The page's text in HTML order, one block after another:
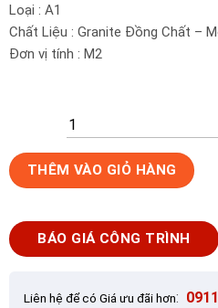
Loại : A1
Chất Liệu : Granite Đồng Chất –
Đơn vị tính : M2
Gạch
ốp
30x60
VID
THÊM VÀO GIỎ HÀNG
BÁO GIÁ CÔNG TRÌNH
Liên hệ để có Giá ưu đãi hơn: